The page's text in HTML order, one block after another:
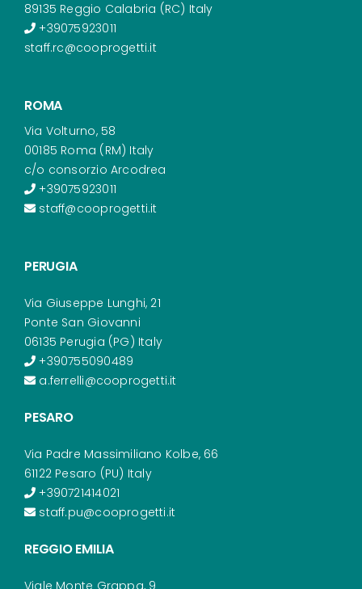
89135 Reggio Calabria (RC) Italy
+39075923011
staff.rc@cooprogetti.it
ROMA
Via Volturno, 58
00185 Roma (RM) Italy
c/o consorzio Arcodrea
+39075923011
staff@cooprogetti.it
PERUGIA
Via Giuseppe Lunghi, 21
Ponte San Giovanni
06135 Perugia (PG) Italy
+390755090489
a.ferrelli@cooprogetti.it
PESARO
Via Padre Massimiliano Kolbe, 66
61122 Pesaro (PU) Italy
+390721414021
staff.pu@cooprogetti.it
REGGIO EMILIA